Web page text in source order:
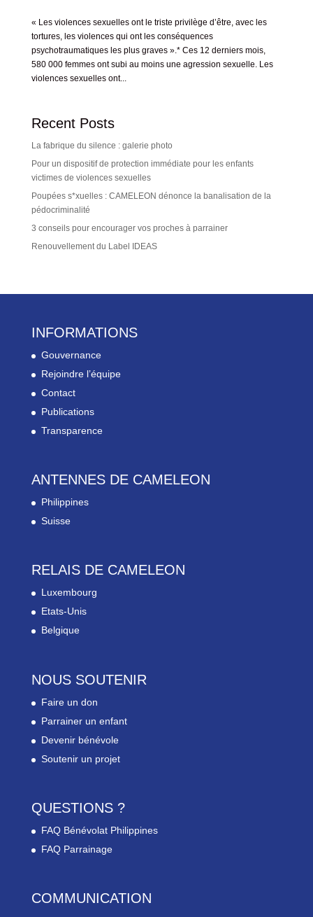
« Les violences sexuelles ont le triste privilège d’être, avec les
tortures, les violences qui ont les conséquences
psychotraumatiques les plus graves ».* Ces 12 derniers mois,
580 000 femmes ont subi au moins une agression sexuelle. Les
violences sexuelles ont...
Recent Posts
La fabrique du silence : galerie photo
Pour un dispositif de protection immédiate pour les enfants
victimes de violences sexuelles
Poupées s*xuelles : CAMELEON dénonce la banalisation de la
pédocriminalité
3 conseils pour encourager vos proches à parrainer
Renouvellement du Label IDEAS
INFORMATIONS
Gouvernance
Rejoindre l’équipe
Contact
Publications
Transparence
ANTENNES DE CAMELEON
Philippines
Suisse
RELAIS DE CAMELEON
Luxembourg
Etats-Unis
Belgique
NOUS SOUTENIR
Faire un don
Parrainer un enfant
Devenir bénévole
Soutenir un projet
QUESTIONS ?
FAQ Bénévolat Philippines
FAQ Parrainage
COMMUNICATION